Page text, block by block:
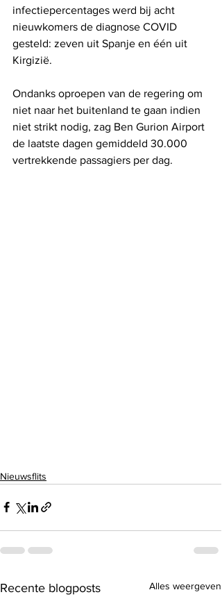
infectiepercentages werd bij acht
nieuwkomers de diagnose COVID
gesteld: zeven uit Spanje en één uit
Kirgizië.
Ondanks oproepen van de regering om
niet naar het buitenland te gaan indien
niet strikt nodig, zag Ben Gurion Airport
de laatste dagen gemiddeld 30.000
vertrekkende passagiers per dag.
Nieuwsflits
Recente blogposts Alles weergeven